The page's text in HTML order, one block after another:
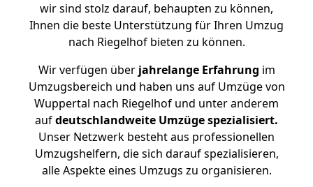
wir sind stolz darauf, behaupten zu können,
Ihnen die beste Unterstützung für Ihren Umzug
nach Riegelhof bieten zu können.
Wir verfügen überjahrelange Erfahrung im
Umzugsbereich und haben uns auf Umzüge von
Wuppertal nach Riegelhof und unter anderem
aufdeutschlandweite Umzüge spezialisiert.
Unser Netzwerk besteht aus professionellen
Umzugshelfern, die sich darauf spezialisieren,
alle Aspekte eines Umzugs zu organisieren.